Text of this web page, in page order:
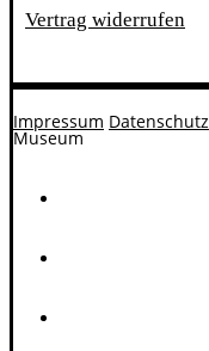
Vertrag widerrufen
Impressum Datenschutz
Museum